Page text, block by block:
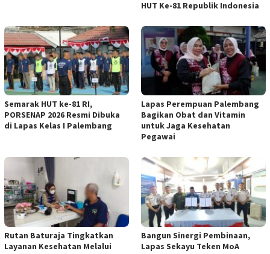
HUT Ke-81 Republik Indonesia
Semarak HUT ke-81 RI,
PORSENAP 2026 Resmi Dibuka
di Lapas Kelas I Palembang
Lapas Perempuan Palembang
Bagikan Obat dan Vitamin
untuk Jaga Kesehatan
Pegawai
Rutan Baturaja Tingkatkan
Layanan Kesehatan Melalui
Bangun Sinergi Pembinaan,
Lapas Sekayu Teken MoA